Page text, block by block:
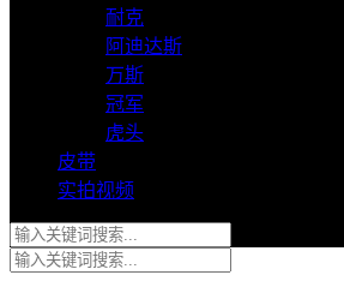
耐克
阿迪达斯
万斯
冠军
虎头
皮带
实拍视频